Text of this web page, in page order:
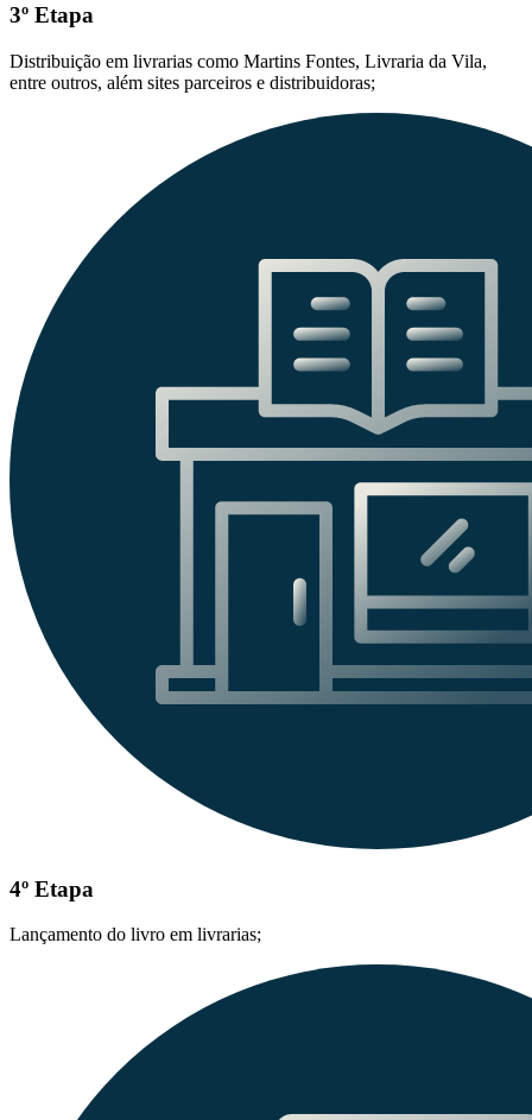
3º Etapa
Distribuição em livrarias como Martins Fontes, Livraria da Vila,
entre outros, além sites parceiros e distribuidoras;
4º Etapa
Lançamento do livro em livrarias;